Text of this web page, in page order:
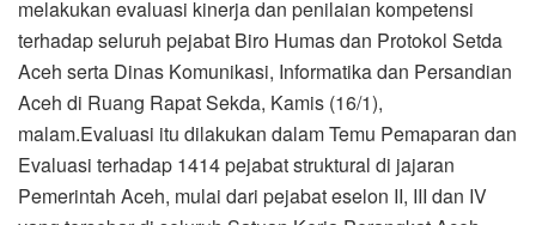
e
b
o
o
k
t
t
e
r
t
s
A
p
p
e
e
g
r
a
m
i
l
r
e
melakukan evaluasi kinerja dan penilaian kompetensi
terhadap seluruh pejabat Biro Humas dan Protokol Setda
Aceh serta Dinas Komunikasi, Informatika dan Persandian
Aceh di Ruang Rapat Sekda, Kamis (16/1),
malam.Evaluasi itu dilakukan dalam Temu Pemaparan dan
Evaluasi terhadap 1414 pejabat struktural di jajaran
Pemerintah Aceh, mulai dari pejabat eselon II, III dan IV